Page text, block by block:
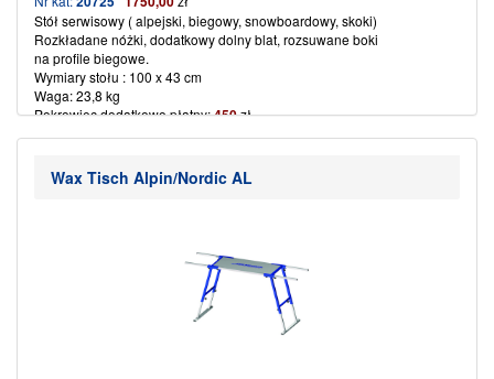
Stół serwisowy ( alpejski, biegowy, snowboardowy, skoki)
Rozkładane nóżki, dodatkowy dolny blat, rozsuwane boki
na profile biegowe.
Wymiary stołu : 100 x 43 cm
Waga: 23,8 kg
Pokrowiec dodatkowo płatny:450zł
(więcej…)
Wax Tisch Alpin/Nordic AL